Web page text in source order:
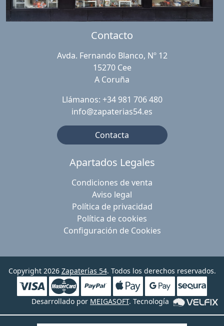
Contacto
Avda. Fernando Blanco, Nº 12
15270 Cee
A Coruña
Llámanos: +34 981 706 480
info@zapaterias54.es
Contacta
Apartados Legales
Condiciones de venta
Aviso legal
Política de privacidad
Política de cookies
Configuración de Cookies
Copyright 2026 Zapaterías 54. Todos los derechos reservados.
Desarrollado por MEIGASOFT. Tecnología